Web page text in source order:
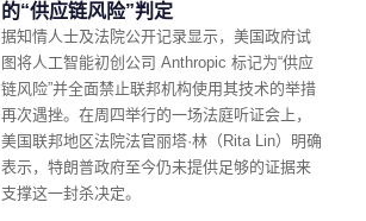
的“供应链风险”判定
据知情人士及法院公开记录显示，美国政府试
图将人工智能初创公司 Anthropic 标记为“供应
链风险”并全面禁止联邦机构使用其技术的举措
再次遇挫。在周四举行的一场法庭听证会上，
美国联邦地区法院法官丽塔·林（Rita Lin）明确
表示，特朗普政府至今仍未提供足够的证据来
支撑这一封杀决定。